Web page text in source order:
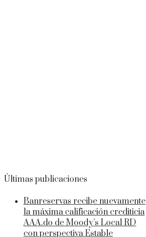
Últimas publicaciones
Banreservas recibe nuevamente
la máxima calificación crediticia
AAA.do de Moody’s Local RD
con perspectiva Estable